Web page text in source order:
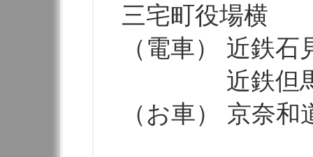
三宅町役場横
（電車） 近鉄
近鉄但馬駅
（お車） 京奈